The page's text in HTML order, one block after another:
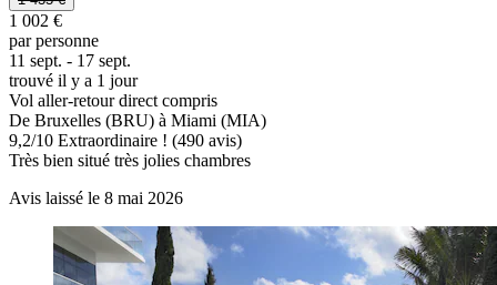
1 002 €
par personne
11 sept. - 17 sept.
trouvé il y a 1 jour
Vol aller-retour direct compris
De Bruxelles (BRU) à Miami (MIA)
9,2/10 Extraordinaire ! (490 avis)
Très bien situé très jolies chambres
Avis laissé le 8 mai 2026